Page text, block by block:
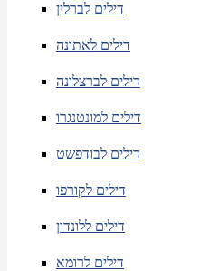
דילים לברלין
דילים לאתונה
דילים לברצלונה
דילים למונטנגרו
דילים לבודפשט
דילים לקורפו
דילים ללונדון
דילים לרומא